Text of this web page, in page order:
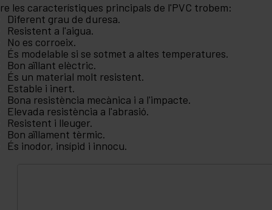
les característiques principals de l'PVC trobem:
Diferent grau de duresa.
Resistent a l'aigua.
No es corroeix.
És modelable si se sotmet a altes temperatures.
Bon aïllant elèctric.
És un material molt resistent.
Estable i inert.
Bona resistència mecànica i a l'impacte.
Elevada resistència a l'abrasió.
Resistent i lleuger.
Bon aïllament tèrmic.
És inodor, insípid i innocu.